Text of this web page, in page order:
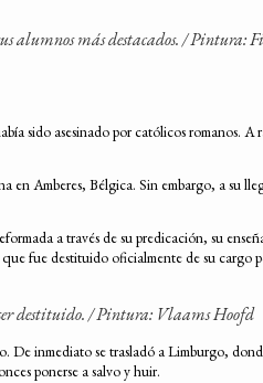
alumnos más destacados. / Pintura:
sido asesinado por católicos romanos.
Amberes, Bélgica. Sin embargo, a
a través de su predicación, su
fue destituido oficialmente de su cargo
destituido. / Pintura: Vlaams Hoofd
inmediato se trasladó a Limburgo,
ponerse a salvo y huir.